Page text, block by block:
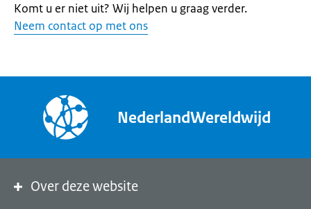
Komt u er niet uit? Wij helpen u graag verder.
Neem contact op met ons
NederlandWereldwijd
Over deze website